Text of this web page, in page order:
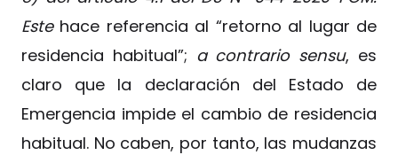
Estehace referencia al “retorno al lugar de
residencia habitual”; a contrario sensu, es
claro que la declaración del Estado de
Emergencia impide el cambio de residencia
habitual. No caben, por tanto, las mudanzas